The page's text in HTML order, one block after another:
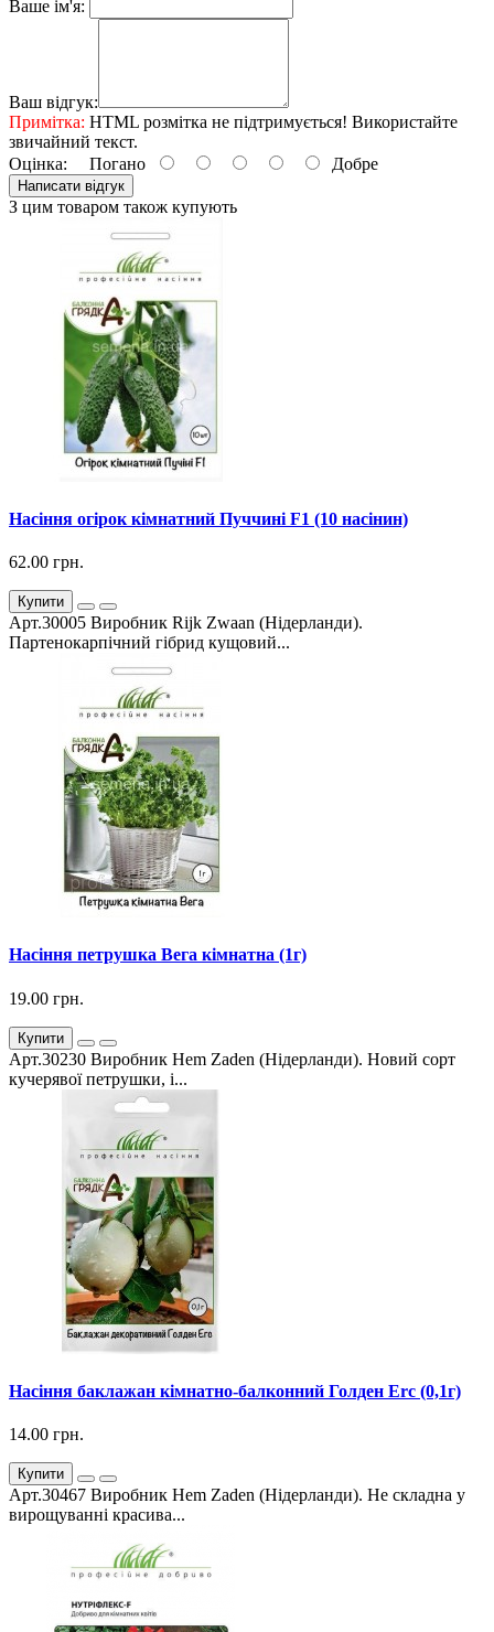
Ваше ім'я:
Ваш відгук:
Примітка: HTML розмітка не підтримується! Використайте
звичайний текст.
Оцінка: Погано Добре
Написати відгук
З цим товаром також купують
Насіння огірок кімнатний Пуччині F1 (10 насінин)
62.00 грн.
Купити
Арт.30005 Виробник Rijk Zwaan (Нідерланди).
Партенокарпічний гібрид кущовий...
Насіння петрушка Вега кімнатна (1г)
19.00 грн.
Купити
Арт.30230 Виробник Hem Zaden (Нідерланди). Новий сорт
кучерявої петрушки, і...
Насіння баклажан кімнатно-балконний Голден Erc (0,1г)
14.00 грн.
Купити
Арт.30467 Виробник Hem Zaden (Нідерланди). Не складна у
вирощуванні красива...